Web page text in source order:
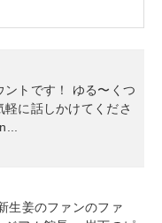
ントです！ ゆる〜くつ
に話しかけてくださ
生姜のファンのファ